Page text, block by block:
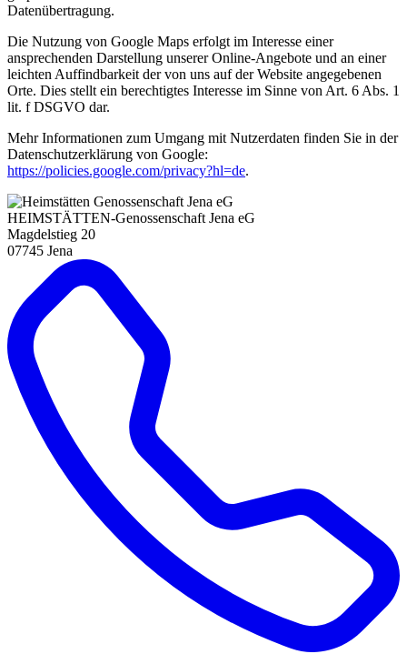
Datenübertragung.
Die Nutzung von Google Maps erfolgt im Interesse einer
ansprechenden Darstellung unserer Online-Angebote und an einer
leichten Auffindbarkeit der von uns auf der Website angegebenen
Orte. Dies stellt ein berechtigtes Interesse im Sinne von Art. 6 Abs. 1
lit. f DSGVO dar.
Mehr Informationen zum Umgang mit Nutzerdaten finden Sie in der
Datenschutzerklärung von Google:
https://policies.google.com/privacy?hl=de.
HEIMSTÄTTEN-Genossenschaft Jena eG
Magdelstieg 20
07745 Jena